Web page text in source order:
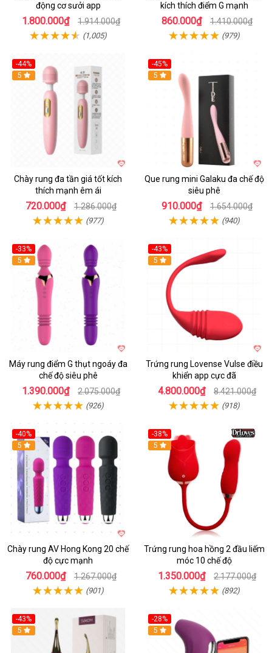
động cơ sưởi app
1.800.000₫ 1.914.000₫
(1,005)
kích thích điểm G mạnh
860.000₫ 1.410.000₫
(979)
-44%
Hot
5
Chày rung đa tần giá tốt kích
thích mạnh êm ái
720.000₫ 1.286.000₫
(977)
-45%
Hot
5
Que rung mini Galaku đa chế độ
siêu phê
910.000₫ 1.654.000₫
(940)
-33%
Hot
5
Máy rung điểm G thụt ngoáy đa
chế độ siêu phê
1.390.000₫ 2.075.000₫
(926)
-43%
Hot
5
Trứng rung Lovense Vulse điều
khiển app cực đã
4.800.000₫ 8.421.000₫
(918)
-40%
5
Chày rung AV Hong Kong 20 chế
độ cực mạnh
760.000₫ 1.267.000₫
(901)
-38%
Hot
5
Trứng rung hoa hồng 2 đầu liếm
móc 10 chế độ
1.350.000₫ 2.177.000₫
(892)
-43%
Hot
5
-28%
Hot
5